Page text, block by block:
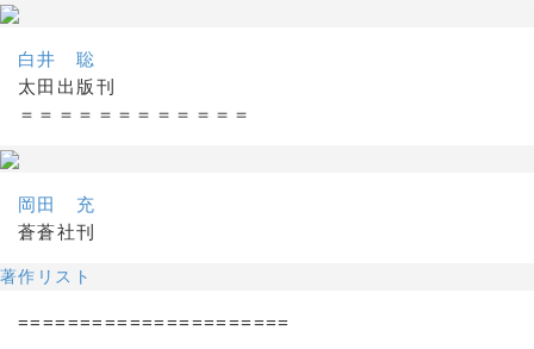
白井 聡
太田出版刊
＝＝＝＝＝＝＝＝＝＝＝＝
岡田 充
蒼蒼社刊
著作リスト
======================